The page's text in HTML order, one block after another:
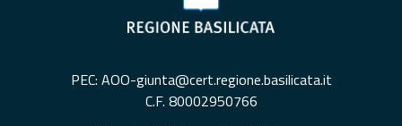
PEC: AOO-giunta@cert.regione.basilicata.it
C.F. 80002950766